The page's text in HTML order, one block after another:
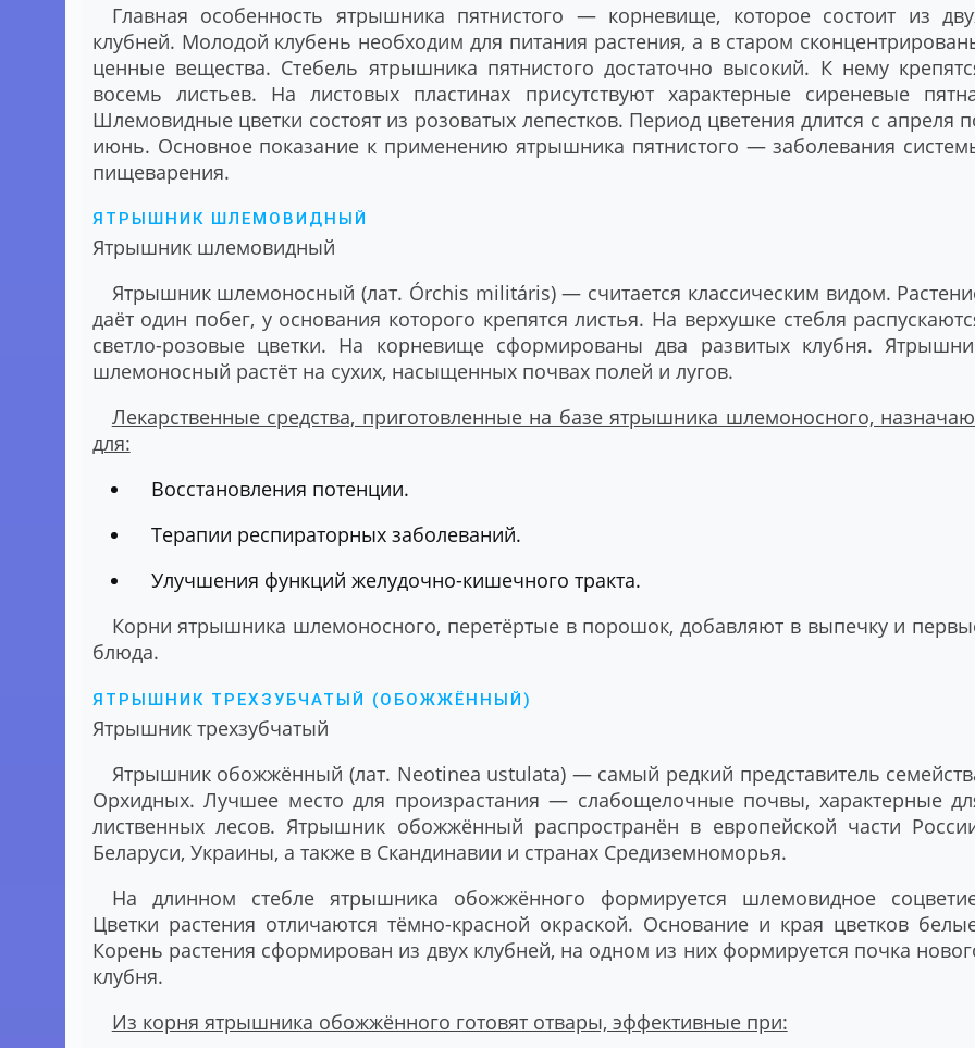
Главная особенность ятрышника пятнистого — корневище, которое состоит из
клубней. Молодой клубень необходим для питания растения, а в старом
ценные вещества. Стебель ятрышника пятнистого достаточно высокий. К нему
восемь листьев. На листовых пластинах присутствуют характерные сиреневые
Шлемовидные цветки состоят из розоватых лепестков. Период цветения длится с апреля
июнь. Основное показание к применению ятрышника пятнистого — заболевания
пищеварения.
ЯТРЫШНИК ШЛЕМОВИДНЫЙ
Ятрышник шлемовидный
Ятрышник шлемоносный (лат. Órchis militáris) — считается классическим видом.
даёт один побег, у основания которого крепятся листья. На верхушке стебля
светло-розовые цветки. На корневище сформированы два развитых клубня.
шлемоносный растёт на сухих, насыщенных почвах полей и лугов.
Лекарственные средства, приготовленные на базе ятрышника шлемоносного,
для:
Восстановления потенции.
Терапии респираторных заболеваний.
Улучшения функций желудочно-кишечного тракта.
Корни ятрышника шлемоносного, перетёртые в порошок, добавляют в выпечку и
блюда.
ЯТРЫШНИК ТРЕХЗУБЧАТЫЙ (ОБОЖЖЁННЫЙ)
Ятрышник трехзубчатый
Ятрышник обожжённый (лат. Neotinea ustulata) — самый редкий представитель
Орхидных. Лучшее место для произрастания — слабощелочные почвы, характерные
лиственных лесов. Ятрышник обожжённый распространён в европейской части
Беларуси, Украины, а также в Скандинавии и странах Средиземноморья.
На длинном стебле ятрышника обожжённого формируется шлемовидное
Цветки растения отличаются тёмно-красной окраской. Основание и края цветков
Корень растения сформирован из двух клубней, на одном из них формируется почка
клубня.
Из корня ятрышника обожжённого готовят отвары, эффективные при: